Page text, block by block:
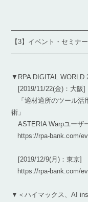
【3】イベント・セミナ
▼RPA DIGITAL WORLD
[2019/11/22(金)：大阪]
「適材適所のツール活
術」
ASTERIA Warpユーザ
https://rpa-bank.com/
[2019/12/9(月)：東京]
https://rpa-bank.com/
▼＜ハイマックス、AI